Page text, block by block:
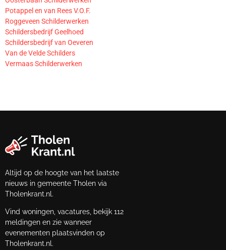
Potappel en van Rees V.O.F.
Roggeveen Schilderwerken
Schildersbedrijf Geelhoed
Schildersbedrijf van Oeveren
Van de Velde Schilders
Vermaas Schilderwerken
Altijd op de hoogte van het laatste
nieuws in gemeente Tholen via
Tholenkrant.nl.
Vind woningen, vacatures, bekijk 112
meldingen en zie wanneer
evenementen plaatsvinden op
Tholenkrant.nl.